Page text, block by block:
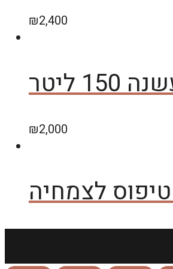
₪2,400
150 ליטר
₪2,000
לצמחיה